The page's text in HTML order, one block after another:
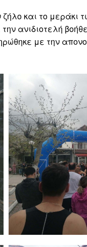
και το μεράκι
ανιδιοτελή
με την